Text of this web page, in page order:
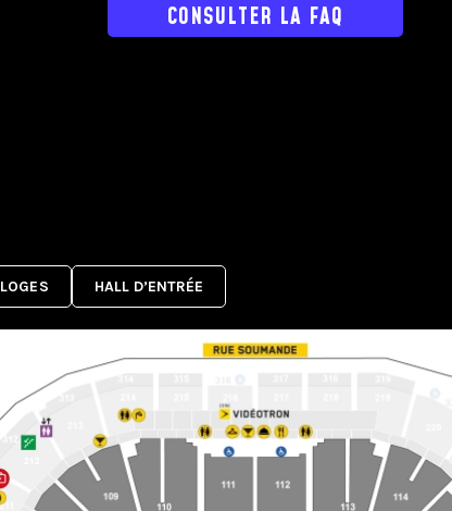
CONSULTER LA FAQ
LOGES HALL D’ENTRÉE